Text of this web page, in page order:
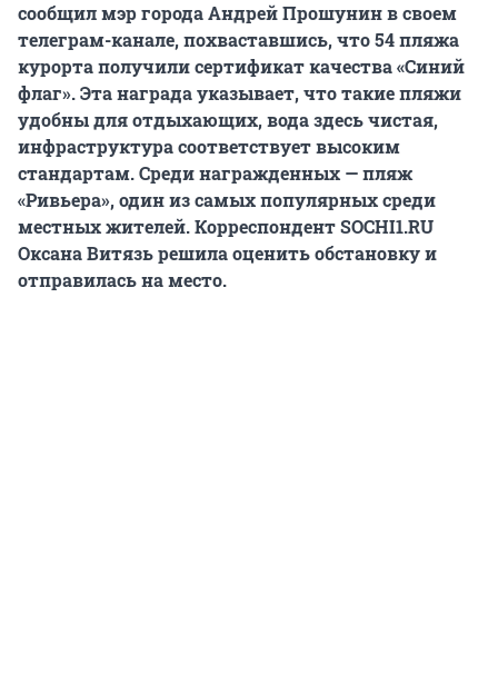
сообщил мэр города Андрей Прошунин в своем
телеграм-канале, похваставшись, что 54 пляжа
курорта получили сертификат качества «Синий
флаг». Эта награда указывает, что такие пляжи
удобны для отдыхающих, вода здесь чистая,
инфраструктура соответствует высоким
стандартам. Среди награжденных — пляж
«Ривьера», один из самых популярных среди
местных жителей. Корреспондент SOCHI1.RU
Оксана Витязь решила оценить обстановку и
отправилась на место.